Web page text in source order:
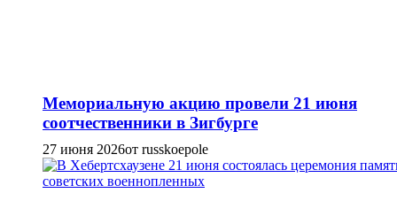
Мемориальную акцию провели 21 июня
соотчественники в Зигбурге
27 июня 2026от russkoepole